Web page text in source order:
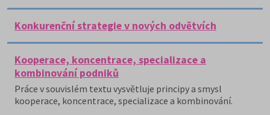
Konkurenční strategie v nových odvětvích
Kooperace, koncentrace, specializace a
kombinování podniků
Práce v souvislém textu vysvětluje principy a smysl
kooperace, koncentrace, specializace a kombinování.